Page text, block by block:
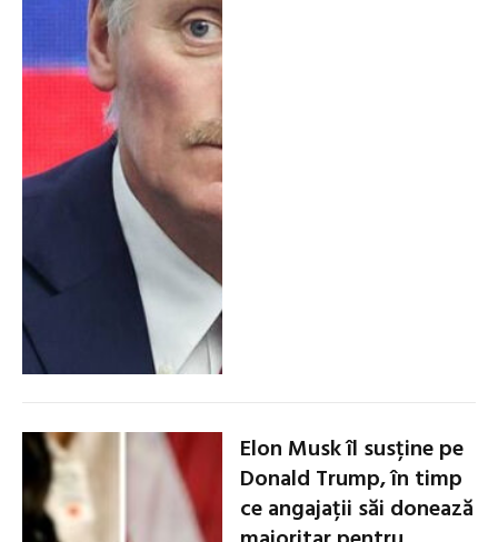
Elon Musk îl susține pe
Donald Trump, în timp
ce angajații săi donează